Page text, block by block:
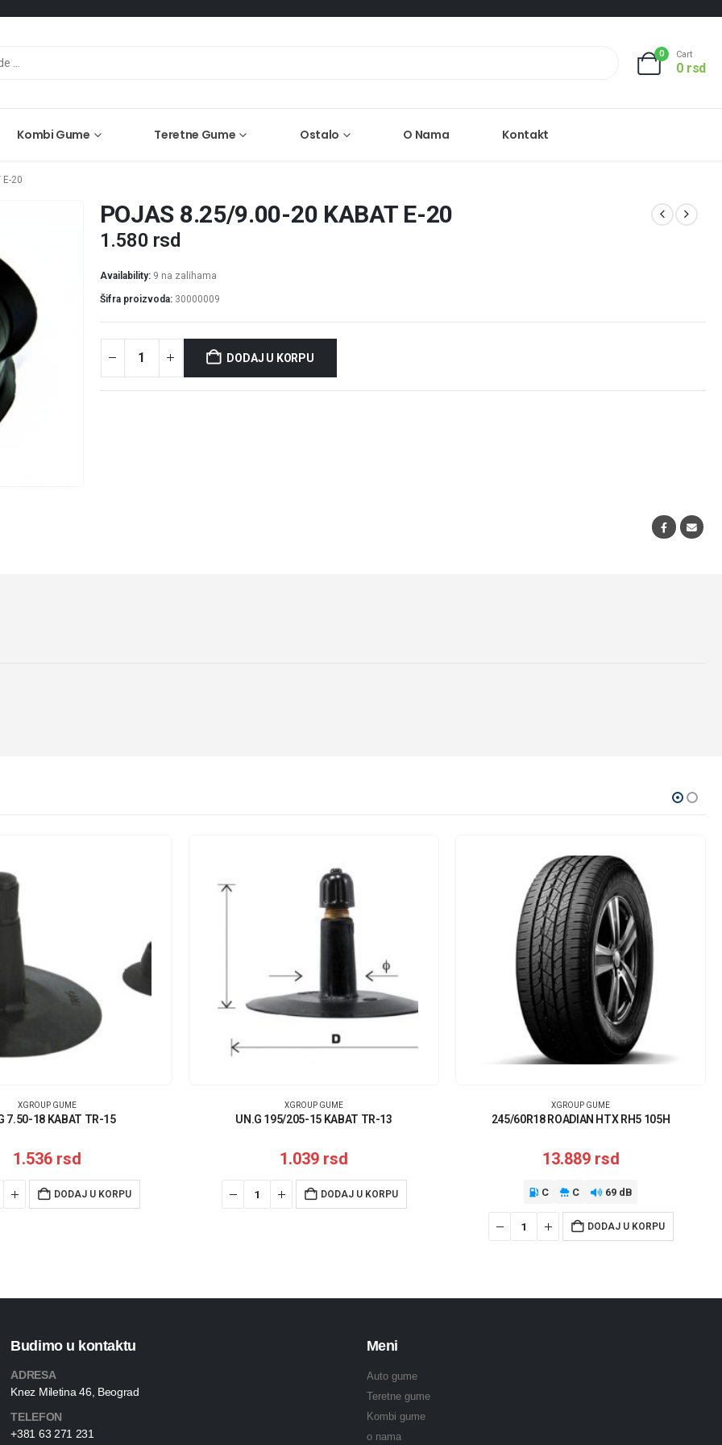
0 Cart
0 rsd
Kombi Gume Teretne Gume Ostalo O Nama Kontakt
20
POJAS 8.25/9.00-20 KABAT E-20
1.580 rsd
Availability: 9 na zalihama
Šifra proizvoda: 30000009
DODAJ U KORPU
XGROUP GUME
7.50-18 KABAT TR-15
1.536 rsd
DODAJ U KORPU
XGROUP GUME
UN.G 195/205-15 KABAT TR-13
1.039 rsd
DODAJ U KORPU
XGROUP GUME
245/60R18 ROADIAN HTX RH5 105H
13.889 rsd
C C 69 dB
DODAJ U KORPU
Budimo u kontaktu
ADRESA
Knez Miletina 46, Beograd
TELEFON
+381 63 271 231
Meni
Auto gume
Teretne gume
Kombi gume
o nama